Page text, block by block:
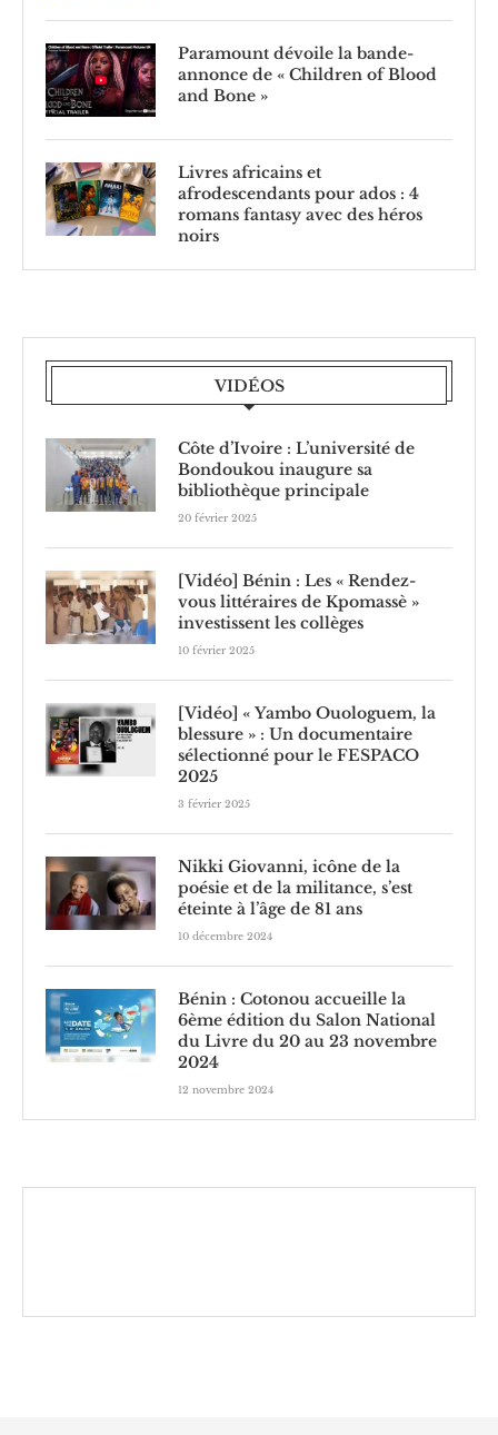
Paramount dévoile la bande-
annonce de « Children of Blood
and Bone »
Livres africains et
afrodescendants pour ados : 4
romans fantasy avec des héros
noirs
VIDÉOS
Côte d’Ivoire : L’université de
Bondoukou inaugure sa
bibliothèque principale
20 février 2025
[Vidéo] Bénin : Les « Rendez-
vous littéraires de Kpomassè »
investissent les collèges
10 février 2025
[Vidéo] « Yambo Ouologuem, la
blessure » : Un documentaire
sélectionné pour le FESPACO
2025
3 février 2025
Nikki Giovanni, icône de la
poésie et de la militance, s’est
éteinte à l’âge de 81 ans
10 décembre 2024
Bénin : Cotonou accueille la
6ème édition du Salon National
du Livre du 20 au 23 novembre
2024
12 novembre 2024